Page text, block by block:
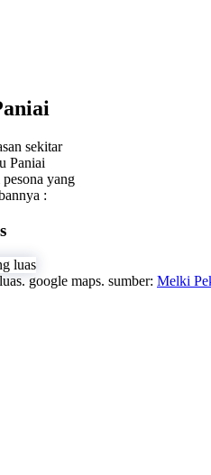
sekitar
Paniai
yang
:
google maps. sumber: Melki